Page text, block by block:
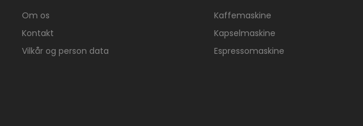
Om os
Kontakt
Vilkår og person data
Kaffemaskine
Kapselmaskine
Espressomaskine